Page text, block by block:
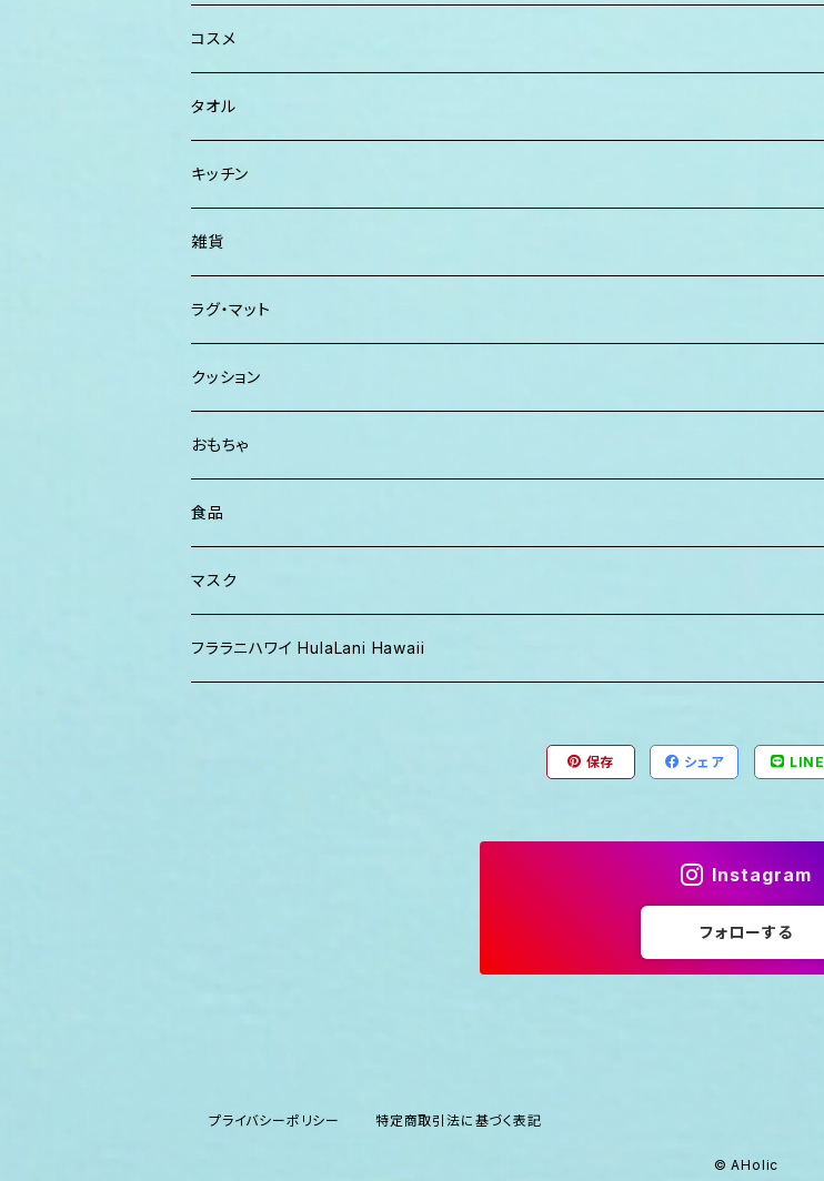
マルシェバッグ
ボストンバッグ
ショルダー
クラッチバッグ
マキシワンピ、スカート
パンツ
パーカー、スウェット
Tシャツ ロンT
カジュアルシャツ
Foterra Jewelry
AHolic Handmade
vividy
コスメ
BLOSSOM
KULA HERBS
ISLAND BATH & BODY
Maui Mike's
TERRANOVA
タオル
スマーフ
ハンドタオル、ハンカチタオル
キッチン
California Surf Supply
スマーフ
雑貨
ディフューザー
ラグ・マット
クッション
おもちゃ
食品
マスク
フララニハワイ HulaLani Hawaii
保存 シェア LINE
Instagram
フォローする
プライバシーポリシー 特定商取引法に基づく表記
© AHolic